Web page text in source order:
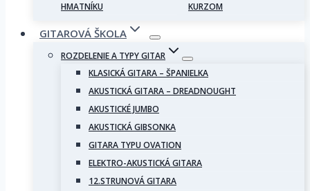
HMATNÍKU
KURZOM
GITAROVÁ ŠKOLA
ROZDELENIE A TYPY GITAR
KLASICKÁ GITARA – ŠPANIELKA
AKUSTICKÁ GITARA – DREADNOUGHT
AKUSTICKÉ JUMBO
AKUSTICKÁ GIBSONKA
GITARA TYPU OVATION
ELEKTRO-AKUSTICKÁ GITARA
12.STRUNOVÁ GITARA